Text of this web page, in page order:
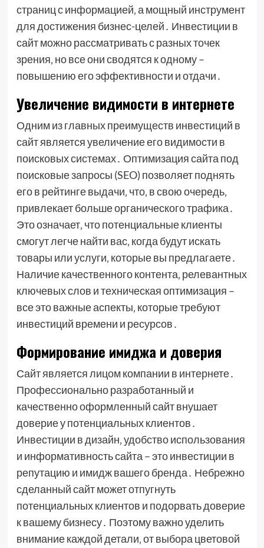
страниц с информацией‚ а мощный инструмент
для достижения бизнес-целей․ Инвестиции в
сайт можно рассматривать с разных точек
зрения‚ но все они сводятся к одному –
повышению его эффективности и отдачи․
Увеличение видимости в интернете
Одним из главных преимуществ инвестиций в
сайт является увеличение его видимости в
поисковых системах․ Оптимизация сайта под
поисковые запросы (SEO) позволяет поднять
его в рейтинге выдачи‚ что‚ в свою очередь‚
привлекает больше органического трафика․
Это означает‚ что потенциальные клиенты
смогут легче найти вас‚ когда будут искать
товары или услуги‚ которые вы предлагаете․
Наличие качественного контента‚ релевантных
ключевых слов и техническая оптимизация –
все это важные аспекты‚ которые требуют
инвестиций времени и ресурсов․
Формирование имиджа и доверия
Сайт является лицом компании в интернете․
Профессионально разработанный и
качественно оформленный сайт внушает
доверие у потенциальных клиентов․
Инвестиции в дизайн‚ удобство использования
и информативность сайта – это инвестиции в
репутацию и имидж вашего бренда․ Небрежно
сделанный сайт может отпугнуть
потенциальных клиентов и подорвать доверие
к вашему бизнесу․ Поэтому важно уделить
внимание каждой детали‚ от выбора цветовой